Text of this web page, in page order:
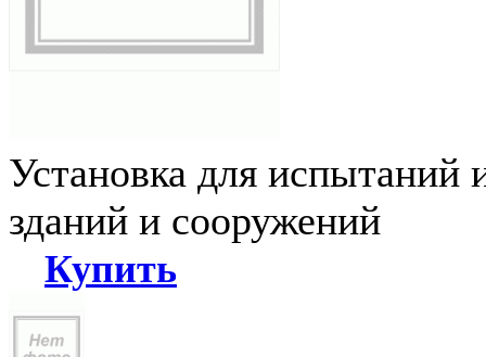
Установка для испытаний
зданий и сооружений
Купить